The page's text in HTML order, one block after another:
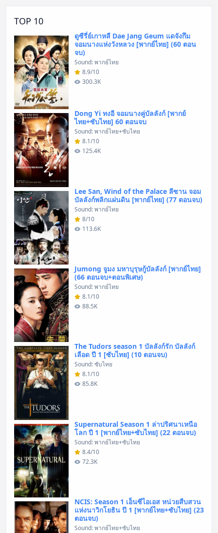
TOP 10
ดูซีรี่ย์เกาหลี Dae Jang Geum แดจังกึม
จอมนางแห่งวังหลวง [พากย์ไทย] (60 ตอน
จบ)
Sound: พากย์ไทย
8.9/10
300.3K
Dong Yi ทงอี จอมนางคู่บัลลังก์ [พากย์
ไทย+ซับไทย] 60 ตอนจบ
Sound: พากย์ไทย+ซับไทย
8.1/10
125.4K
Lee San, Wind of the Palace ลีซาน จอม
บัลลังก์พลิกแผ่นดิน [พากย์ไทย] (77 ตอนจบ)
Sound: พากย์ไทย
8/10
113.6K
Jumong จูมง มหาบุรุษกู้บัลลังก์ [พากย์ไทย]
(66 ตอนจบ+ตอนพิเศษ)
Sound: พากย์ไทย
8.1/10
88.5K
The Tudors season 1 บัลลังก์รัก บัลลังก์
เลือด ปี 1 [ซับไทย] (10 ตอนจบ)
Sound: ซับไทย
8.1/10
85.8K
Supernatural Season 1 ล่าปริศนาเหนือ
โลก ปี 1 [พากย์ไทย+ซับไทย] (22 ตอนจบ)
Sound: พากย์ไทย+ซับไทย
8.4/10
72.3K
NCIS: Season 1 เอ็นซีไอเอส หน่วยสืบสวน
แห่งนาวิกโยธิน ปี 1 [พากย์ไทย+ซับไทย] (23
ตอนจบ)
Sound: พากย์ไทย+ซับไทย